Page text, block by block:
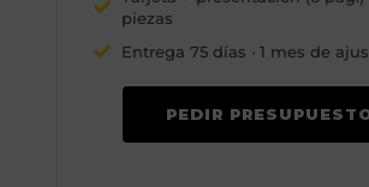
piezas
Entrega 75 días · 1 mes de
PEDIR